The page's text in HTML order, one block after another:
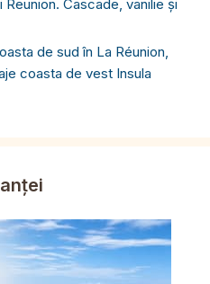
Cascade, vanilie și
de sud în La Réunion,
coasta de vest Insula